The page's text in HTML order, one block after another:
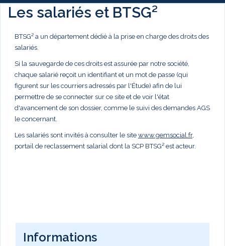
Les salariés et BTSG²
BTSG² a un département dédié à la prise en charge des droits des
salariés.
Si la sauvegarde de ces droits est assurée par notre société,
chaque salarié reçoit un identifiant et un mot de passe (qui
figurent sur les courriers adressés par l'Étude) afin de lui
permettre de se connecter sur ce site et de voir l'état
d'avancement de son dossier, comme le suivi des demandes AGS
le concernant.
Les salariés sont invités à consulter le site www.gemsocial.fr,
portail de reclassement salarial dont la SCP BTSG² est acteur.
Informations